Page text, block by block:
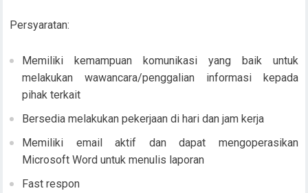
Persyaratan:
Memiliki kemampuan komunikasi yang baik untuk
melakukan wawancara/penggalian informasi kepada
pihak terkait
Bersedia melakukan pekerjaan di hari dan jam kerja
Memiliki email aktif dan dapat mengoperasikan
Microsoft Word untuk menulis laporan
Fast respon